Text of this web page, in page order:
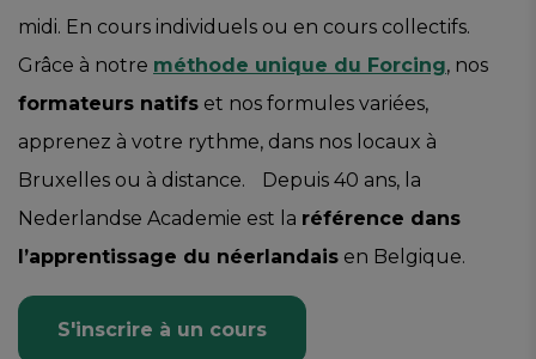
midi. En cours individuels ou en cours collectifs.
Grâce à notre méthode unique du Forcing, nos
formateurs natifs et nos formules variées,
apprenez à votre rythme, dans nos locaux à
Bruxelles ou à distance. Depuis 40 ans, la
Nederlandse Academie est la référence dans
l’apprentissage du néerlandais en Belgique.
S'inscrire à un cours